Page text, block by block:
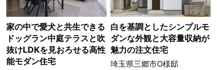
家の中で愛犬と共生できる
ドッグラン中庭テラスと吹
抜けLDKを見おろせる高性
能モダン住宅
白を基調としたシンプルモ
ダンな外観と大容量収納が
魅力の注文住宅
埼玉県三郷市O様邸